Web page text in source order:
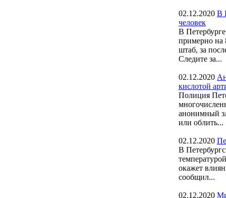
02.12.2020 В
человек
В
примерно на
штаб, за
Следите за...
02.12.2020
кислотой
Полиция
анонимный
или облить...
02.12.2020
В
окажет
сообщил...
02.12.2020